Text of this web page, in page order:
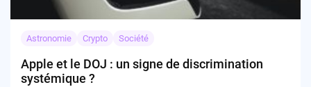
Astronomie Crypto Société
Apple et le DOJ : un signe de discrimination
systémique ?